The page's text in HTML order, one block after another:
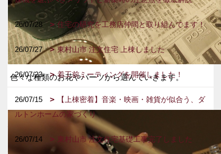
色々な種類のお花やパーツから選んでいきます。
26/07/28 住宅の研究を工務店仲間と取り組んでます！
26/07/27 東村山市 注文住宅 上棟しました
26/07/23 着工前ミーティングを開催しました！
26/07/15
【上棟密着】音楽・映画・雑貨が似合う、ダ
ルトンホームの家づくり
26/07/14 東村山市 注文住宅基礎工事完了しました